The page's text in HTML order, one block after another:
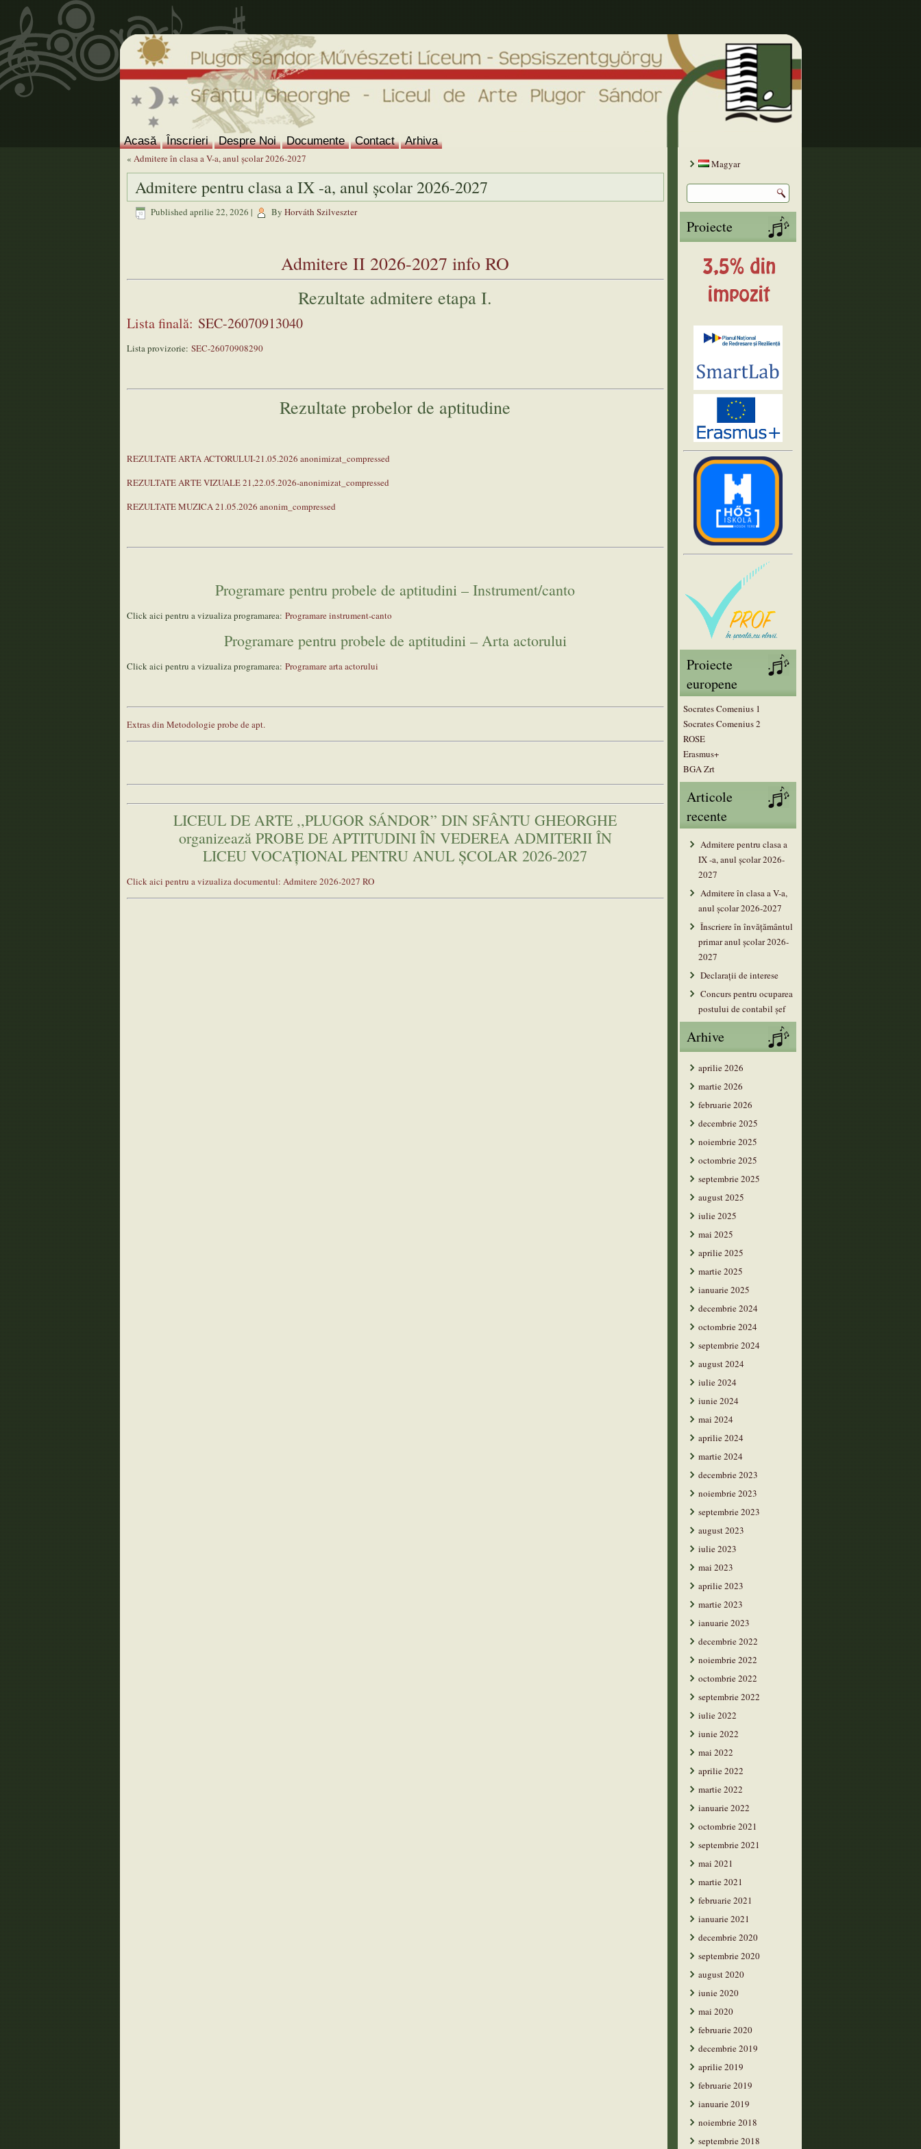
Acasă Înscrieri Despre Noi Documente Contact Arhiva
« Admitere în clasa a V-a, anul şcolar 2026-2027
Admitere pentru clasa a IX -a, anul școlar 2026-2027
Published aprilie 22, 2026 | By Horváth Szilveszter
Admitere II 2026-2027 info RO
Rezultate admitere etapa I.
Lista finală: SEC-26070913040
Lista provizorie: SEC-26070908290
Rezultate probelor de aptitudine
REZULTATE ARTA ACTORULUI-21.05.2026 anonimizat_compressed
REZULTATE ARTE VIZUALE 21,22.05.2026-anonimizat_compressed
REZULTATE MUZICA 21.05.2026 anonim_compressed
Programare pentru probele de aptitudini – Instrument/canto
Click aici pentru a vizualiza programarea: Programare instrument-canto
Programare pentru probele de aptitudini – Arta actorului
Click aici pentru a vizualiza programarea: Programare arta actorului
Extras din Metodologie probe de apt.
LICEUL DE ARTE ,,PLUGOR SÁNDOR” DIN SFÂNTU GHEORGHE
organizează PROBE DE APTITUDINI ÎN VEDEREA ADMITERII ÎN
LICEU VOCAŢIONAL PENTRU ANUL ȘCOLAR 2026-2027
Click aici pentru a vizualiza documentul: Admitere 2026-2027 RO
Magyar
Proiecte
Proiecte
europene
Socrates Comenius 1
Socrates Comenius 2
ROSE
Erasmus+
BGA Zrt
Articole
recente
Admitere pentru clasa a
IX -a, anul școlar 2026-
2027
Admitere în clasa a V-a,
anul şcolar 2026-2027
Înscriere în învățământul
primar anul şcolar 2026-
2027
Declarații de interese
Concurs pentru ocuparea
postului de contabil șef
Arhive
aprilie 2026
martie 2026
februarie 2026
decembrie 2025
noiembrie 2025
octombrie 2025
septembrie 2025
august 2025
iulie 2025
mai 2025
aprilie 2025
martie 2025
ianuarie 2025
decembrie 2024
octombrie 2024
septembrie 2024
august 2024
iulie 2024
iunie 2024
mai 2024
aprilie 2024
martie 2024
decembrie 2023
noiembrie 2023
septembrie 2023
august 2023
iulie 2023
mai 2023
aprilie 2023
martie 2023
ianuarie 2023
decembrie 2022
noiembrie 2022
octombrie 2022
septembrie 2022
iulie 2022
iunie 2022
mai 2022
aprilie 2022
martie 2022
ianuarie 2022
octombrie 2021
septembrie 2021
mai 2021
martie 2021
februarie 2021
ianuarie 2021
decembrie 2020
septembrie 2020
august 2020
iunie 2020
mai 2020
februarie 2020
decembrie 2019
aprilie 2019
februarie 2019
ianuarie 2019
noiembrie 2018
septembrie 2018